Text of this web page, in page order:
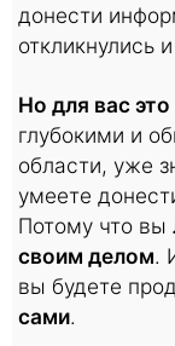
донести
откликнулись
Но для вас это
глубокими и
области, уже
умеете
Потому что вы
своим делом.
вы будете
сами.